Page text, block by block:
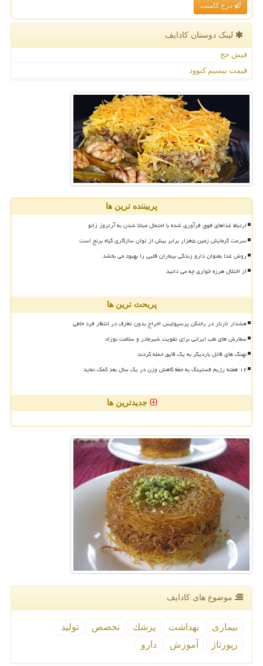
درج کامنت
لینک دوستان كادایف
فیش حج
قیمت بیسیم کنوود
پربیننده ترین ها
ارتباط غذاهای فوق فرآوری شده با احتمال مبتلا شدن به آرتروز زانو
سرعت گرمایش زمین ۵هزار برابر بیش از توان سازگاری گیاه برنج است
روش غذا بعنوان دارو زندگی بیماران قلبی را بهبود می بخشد
از اختلال هرزه خواری چه می دانید
پربحث ترین ها
هشدار تارتار در رختکن پرسپولیس اخراج بدون تعارف در انتظار فرد خاطی
سفارش های طب ایرانی برای تقویت شیرمادر و سلامت نوزاد
نهنگ های قاتل باردیگر به یک قایق حمله کردند
۱۲ هفته رژیم فستینگ به حفظ کاهش وزن در یک سال بعد کمک نماید
جدیدترین ها
موضوع های كادایف
بیماری بهداشت پزشك تخصص
تولید
رپورتاژ
آموزش دارو